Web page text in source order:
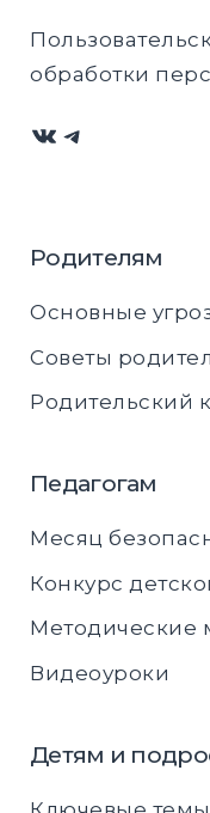
обработки
ВКонтакте
Telegram
Родителям
Основные
Советы
Родительский
Педагогам
Месяц
Конкурс
Методические
Видеоуроки
Детям и